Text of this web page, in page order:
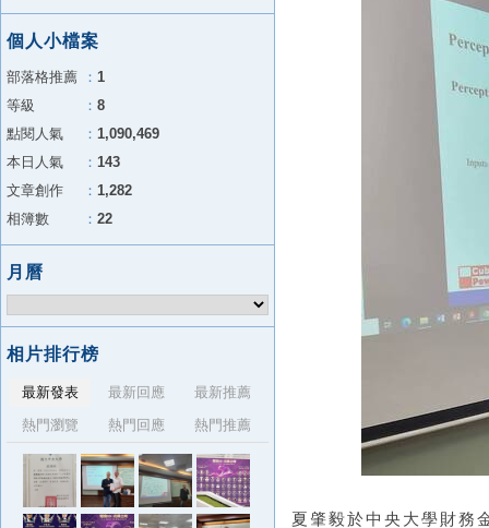
夏肇毅於中央大學財務
個人小檔案
部落格推薦 ： 1
等級
： 8
點閱人氣
： 1,090,469
本日人氣
： 143
文章創作
： 1,282
相簿數
： 22
月曆
相片排行榜
最新發表 最新回應
最新推薦
熱門瀏覽
熱門回應 熱門推薦